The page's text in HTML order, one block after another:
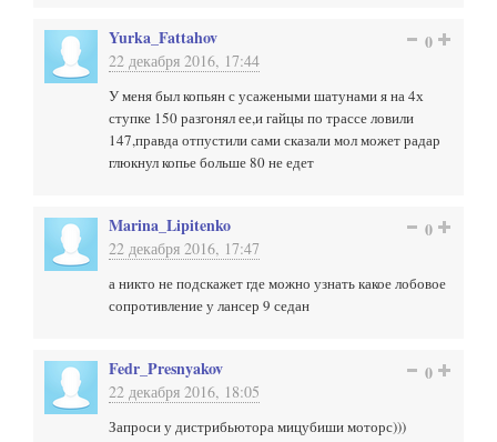
Yurka_Fattahov
22 декабря 2016, 17:44
0
У меня был копьян с усажеными шатунами я на 4х
ступке 150 разгонял ее,и гайцы по трассе ловили
147,правда отпустили сами сказали мол может радар
глюкнул копье больше 80 не едет
Marina_Lipitenko
22 декабря 2016, 17:47
0
а никто не подскажет где можно узнать какое лобовое
сопротивление у лансер 9 седан
Fedr_Presnyakov
22 декабря 2016, 18:05
0
Запроси у дистрибьютора мицубиши моторс)))